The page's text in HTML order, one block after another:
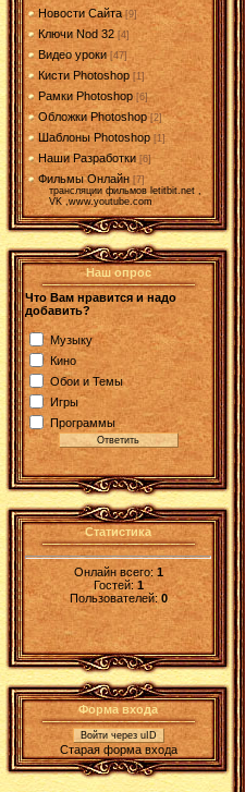
Новости Сайта [9]
Ключи Nod 32 [4]
Видео уроки [47]
Кисти Photoshop [1]
Рамки Photoshop [6]
Обложки Photoshop [2]
Шаблоны Photoshop [1]
Наши Разработки [6]
Фильмы Онлайн [7]
трансляции фильмов letitbit.net ,
VK ,www.youtube.com
Наш опрос
Что Вам нравится и надо
добавить?
Музыку
Кино
Обои и Темы
Игры
Программы
Статистика
Онлайн всего:1
Гостей:1
Пользователей: 0
Форма входа
Войти через uID
Старая форма входа